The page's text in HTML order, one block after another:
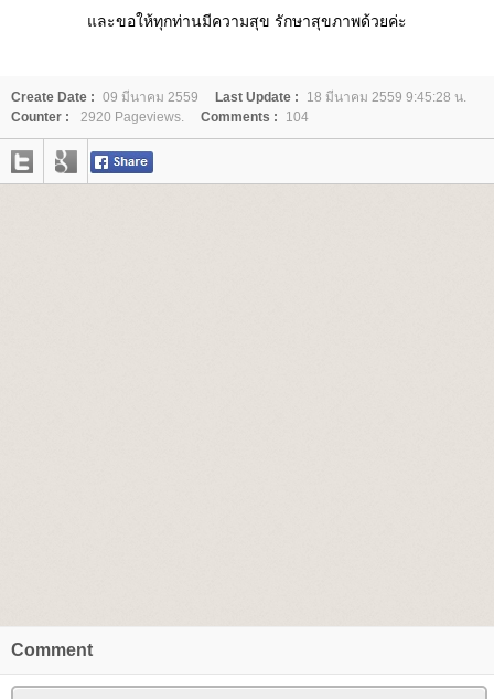
ละขอให้ทุกท่านมีความสุข รักษาสุขภาพด้วยค่ะ
Create Date : 09 มีนาคม 2559 Last Update :
18 มีนาคม 2559 9:45:28 น.
Counter :
2920 Pageviews. Comments : 104
Comment